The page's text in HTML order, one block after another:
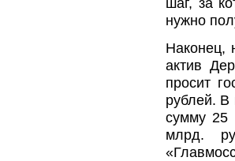
нужно
Наконец,
актив
просит
рублей. В
сумму 25
млрд.